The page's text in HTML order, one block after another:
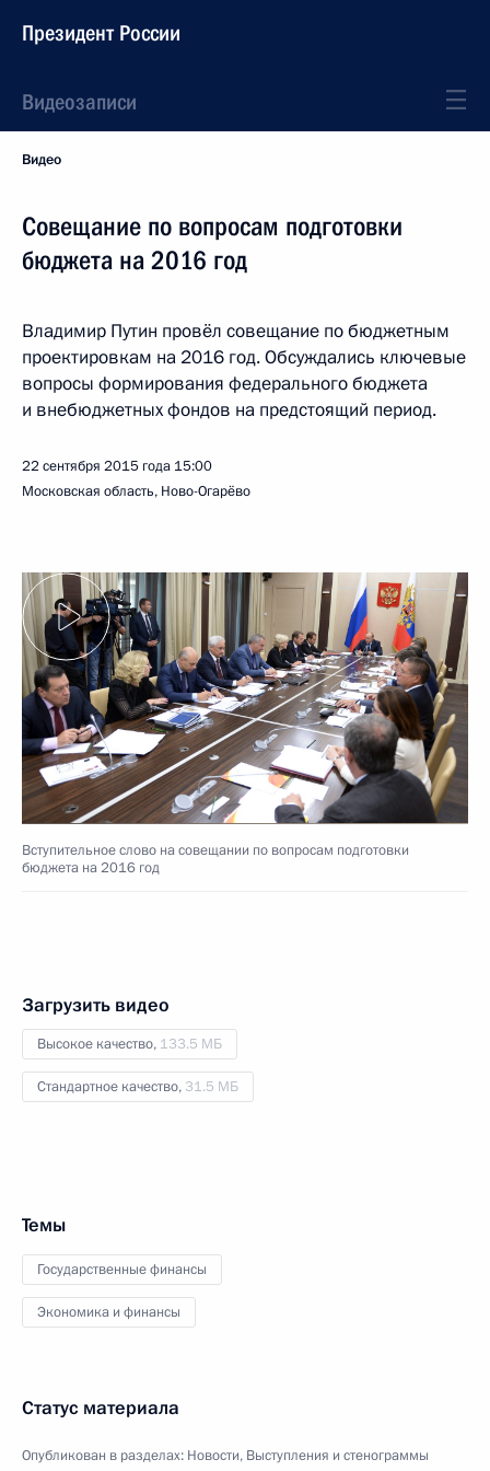
Президент России
Видеозаписи
Видео
Совещание по вопросам подготовки
бюджета на 2016 год
Владимир Путин провёл совещание по бюджетным
проектировкам на 2016 год. Обсуждались ключевые
вопросы формирования федерального бюджета
и внебюджетных фондов на предстоящий период.
22 сентября 2015 года 15:00
Московская область, Ново-Огарёво
Вступительное слово на совещании по вопросам подготовки
бюджета на 2016 год
Загрузить видео
Высокое качество, 133.5 МБ
Стандартное качество, 31.5 МБ
Темы
Государственные финансы
Экономика и финансы
Статус материала
Опубликован в разделах: Новости, Выступления и стенограммы